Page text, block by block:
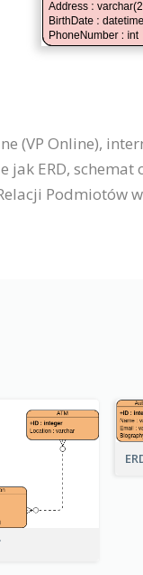
(VP Online),
jak ERD,
Podmiotów